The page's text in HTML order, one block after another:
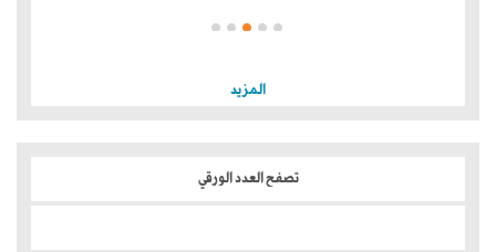
المزيد
تصفح العدد الورقي